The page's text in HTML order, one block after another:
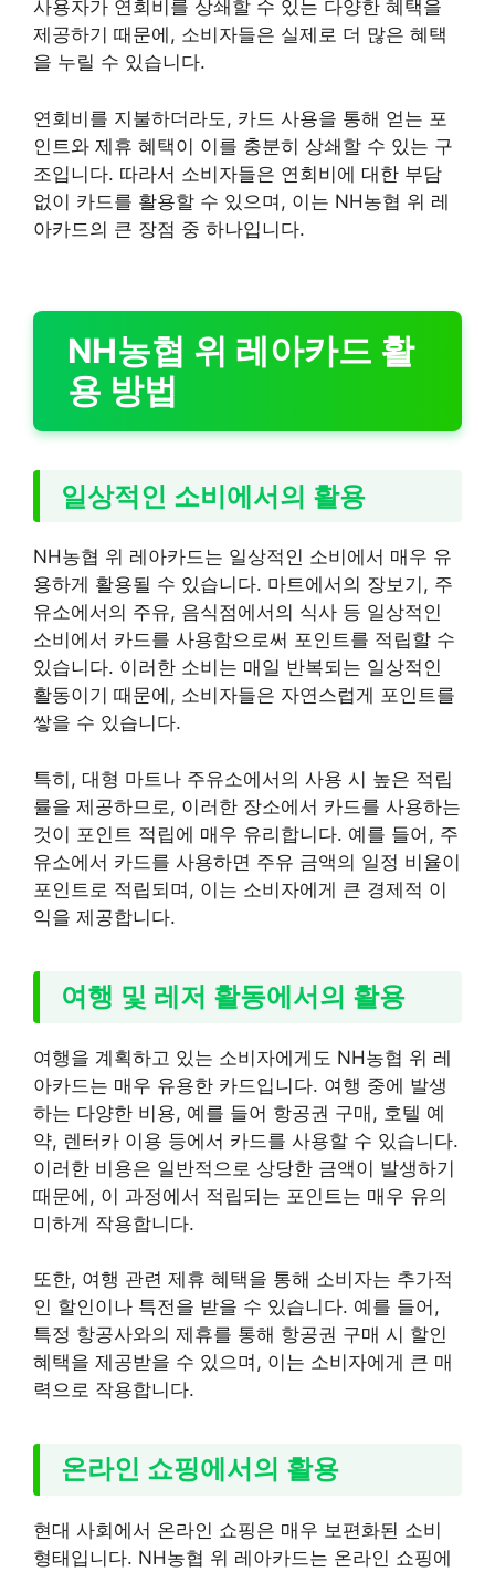
사용자가 연회비를 상쇄할 수 있는 다양한 혜택을
제공하기 때문에, 소비자들은 실제로 더 많은 혜택
을 누릴 수 있습니다.
연회비를 지불하더라도, 카드 사용을 통해 얻는 포
인트와 제휴 혜택이 이를 충분히 상쇄할 수 있는 구
조입니다. 따라서 소비자들은 연회비에 대한 부담
없이 카드를 활용할 수 있으며, 이는 NH농협 위 레
아카드의 큰 장점 중 하나입니다.
NH농협 위 레아카드 활
용 방법
일상적인 소비에서의 활용
NH농협 위 레아카드는 일상적인 소비에서 매우 유
용하게 활용될 수 있습니다. 마트에서의 장보기, 주
유소에서의 주유, 음식점에서의 식사 등 일상적인
소비에서 카드를 사용함으로써 포인트를 적립할 수
있습니다. 이러한 소비는 매일 반복되는 일상적인
활동이기 때문에, 소비자들은 자연스럽게 포인트를
쌓을 수 있습니다.
특히, 대형 마트나 주유소에서의 사용 시 높은 적립
률을 제공하므로, 이러한 장소에서 카드를 사용하는
것이 포인트 적립에 매우 유리합니다. 예를 들어, 주
유소에서 카드를 사용하면 주유 금액의 일정 비율이
포인트로 적립되며, 이는 소비자에게 큰 경제적 이
익을 제공합니다.
여행 및 레저 활동에서의 활용
여행을 계획하고 있는 소비자에게도 NH농협 위 레
아카드는 매우 유용한 카드입니다. 여행 중에 발생
하는 다양한 비용, 예를 들어 항공권 구매, 호텔 예
약, 렌터카 이용 등에서 카드를 사용할 수 있습니다.
이러한 비용은 일반적으로 상당한 금액이 발생하기
때문에, 이 과정에서 적립되는 포인트는 매우 유의
미하게 작용합니다.
또한, 여행 관련 제휴 혜택을 통해 소비자는 추가적
인 할인이나 특전을 받을 수 있습니다. 예를 들어,
특정 항공사와의 제휴를 통해 항공권 구매 시 할인
혜택을 제공받을 수 있으며, 이는 소비자에게 큰 매
력으로 작용합니다.
온라인 쇼핑에서의 활용
현대 사회에서 온라인 쇼핑은 매우 보편화된 소비
형태입니다. NH농협 위 레아카드는 온라인 쇼핑에